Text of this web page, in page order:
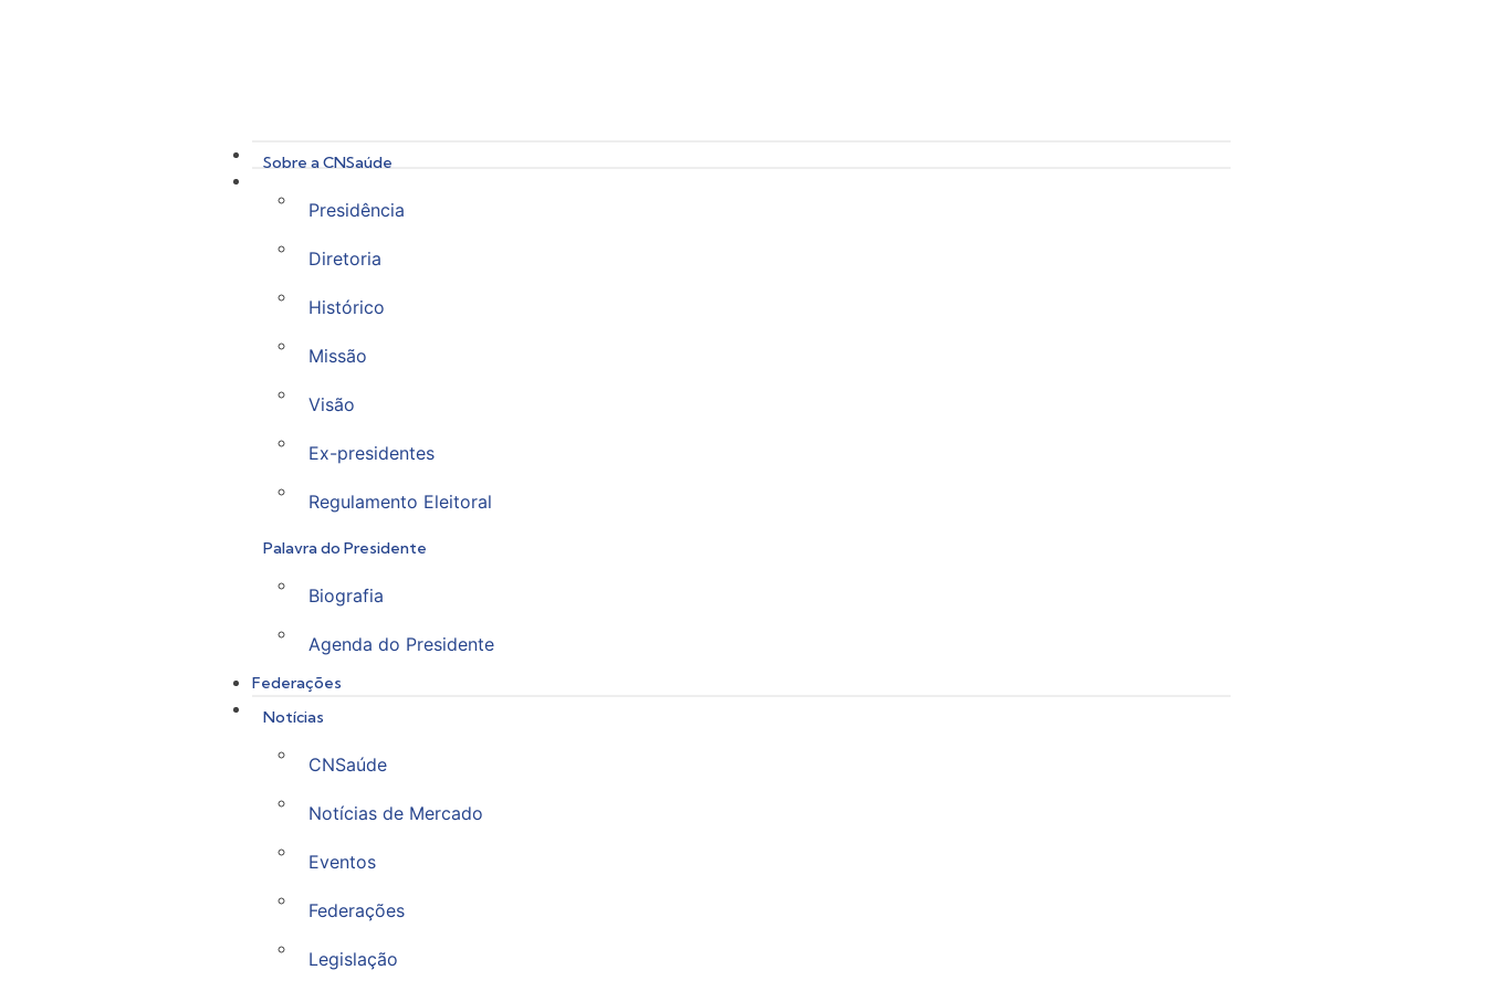
Sobre a CNSaúde
Presidência
Diretoria
Histórico
Missão
Visão
Ex-presidentes
Regulamento Eleitoral
Palavra do Presidente
Biografia
Agenda do Presidente
Federações
Notícias
CNSaúde
Notícias de Mercado
Eventos
Federações
Legislação